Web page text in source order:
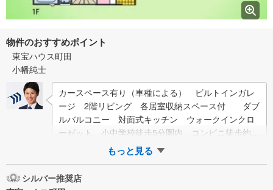
物件のおすすめポイント
東宝ハウス町田
小幡純士
カースペース有り（車種による） ビルトインガレ
ージ 2階リビング 各居室収納スペース付 ダブ
ルバルコニー 対面式キッチン ウォークインクロ
ーゼット 小中学校徒歩5分圏内 コンビニ徒歩約4
分 都市ガス東宝ハウス町田はまず、お客様一…
もっと見る
シルバー推奨店